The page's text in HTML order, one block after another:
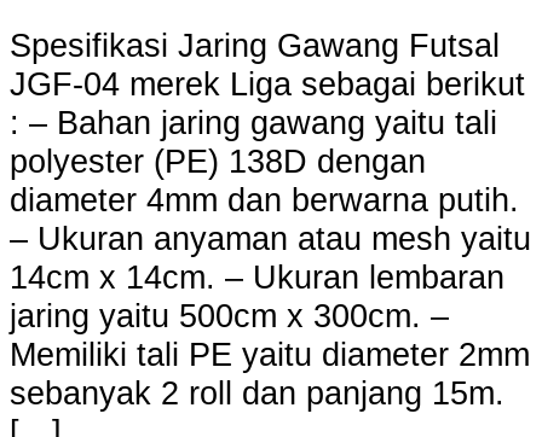
Spesifikasi Jaring Gawang Futsal
JGF-04 merek Liga sebagai berikut
: – Bahan jaring gawang yaitu tali
polyester (PE) 138D dengan
diameter 4mm dan berwarna putih.
– Ukuran anyaman atau mesh yaitu
14cm x 14cm. – Ukuran lembaran
jaring yaitu 500cm x 300cm. –
Memiliki tali PE yaitu diameter 2mm
sebanyak 2 roll dan panjang 15m.